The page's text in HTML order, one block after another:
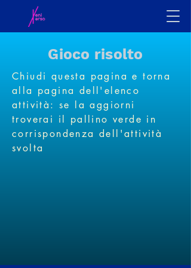
Gioco risolto
Chiudi questa pagina e torna
alla pagina dell'elenco
attività: se la aggiorni
troverai il pallino verde in
corrispondenza dell'attività
svolta